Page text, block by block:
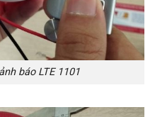
báo LTE 1101